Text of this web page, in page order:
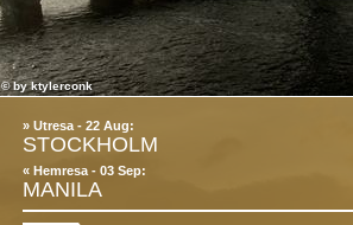
© byktylerconk
» Utresa - 22 Aug:
STOCKHOLM
« Hemresa - 03 Sep:
MANILA